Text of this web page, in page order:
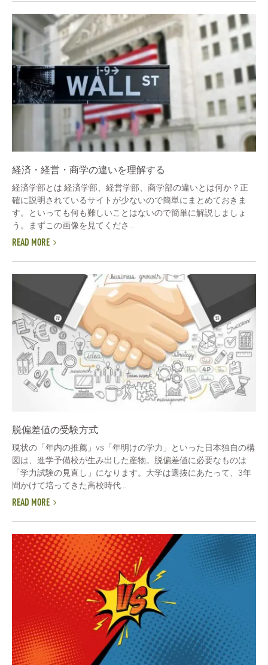
経済・経営・商学の違いを理解する
経済学部とは 経済学部、経営学部、商学部の違いとは何か？正
確に説明されているサイトが少ないので簡単にまとめておきま
す。といっても何も難しいことはないので簡単に解説しましょ
う。まずこの画像を見てくださ...
READ MORE
脱偏差値の受験方式
現状の「年内の推薦」vs「年明けの学力」といった日本独自の構
図は、進学予備校が生み出した産物。脱偏差値に必要なものは
「学力試験の見直し」になります。大学は選抜にあたって、3年
間かけて培ってきた高校時代...
READ MORE